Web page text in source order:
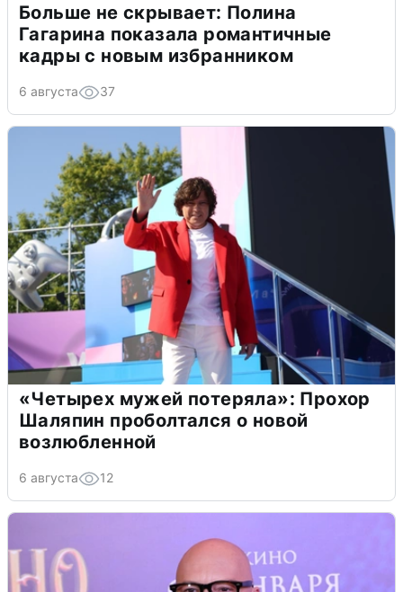
Больше не скрывает: Полина
Гагарина показала романтичные
кадры с новым избранником
6 августа 37
«Четырех мужей потеряла»: Прохор
Шаляпин проболтался о новой
возлюбленной
6 августа 12